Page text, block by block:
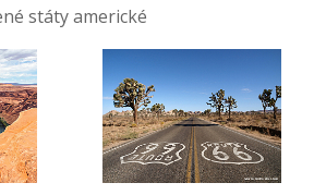
státy americké